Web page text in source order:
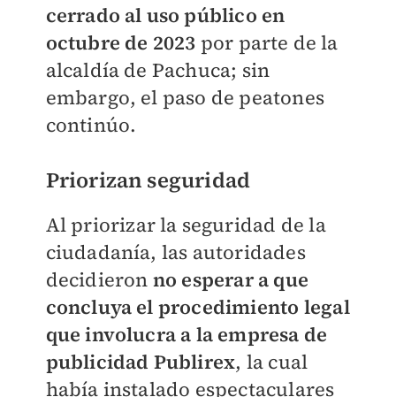
cerrado al uso público en
octubre de 2023 por parte de la
alcaldía de Pachuca; sin
embargo, el paso de peatones
continúo.
Priorizan seguridad
Al priorizar la seguridad de la
ciudadanía, las autoridades
decidieron no esperar a que
concluya el procedimiento legal
que involucra a la empresa de
publicidad Publirex, la cual
había instalado espectaculares